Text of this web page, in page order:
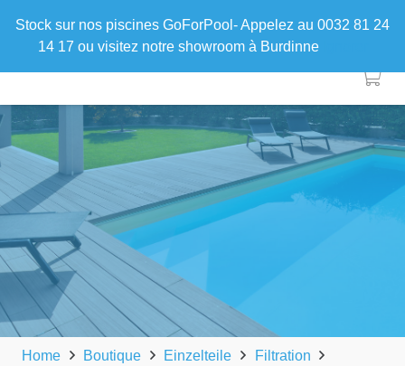
Stock sur nos piscines GoForPool- Appelez au 0032 81 24
14 17 ou visitez notre showroom à Burdinne
Home Boutique Einzelteile
Filtration